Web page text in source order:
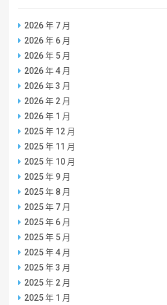
2026 年 7 月
2026 年 6 月
2026 年 5 月
2026 年 4 月
2026 年 3 月
2026 年 2 月
2026 年 1 月
2025 年 12 月
2025 年 11 月
2025 年 10 月
2025 年 9 月
2025 年 8 月
2025 年 7 月
2025 年 6 月
2025 年 5 月
2025 年 4 月
2025 年 3 月
2025 年 2 月
2025 年 1 月